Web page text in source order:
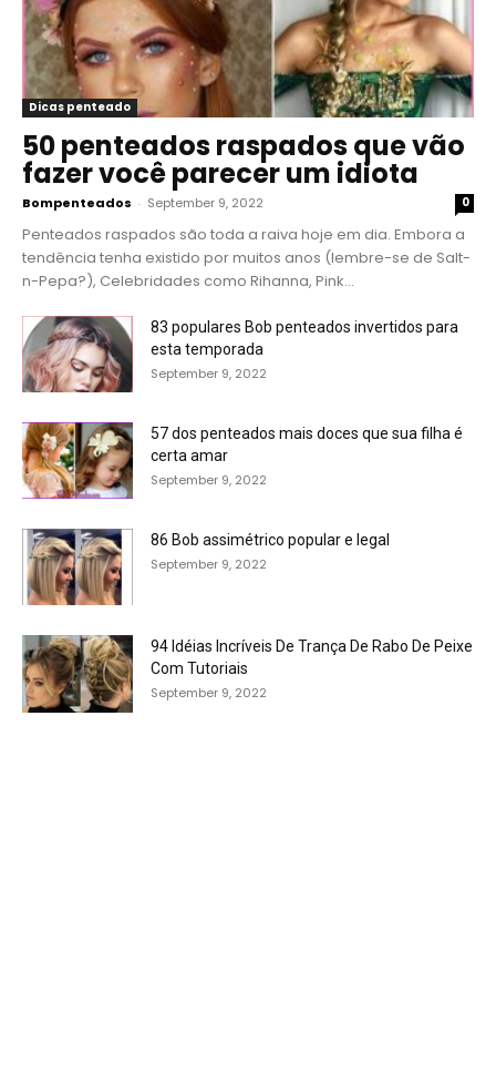
Dicas penteado
50 penteados raspados que vão
fazer você parecer um idiota
Bompenteados - September 9, 2022 0
Penteados raspados são toda a raiva hoje em dia. Embora a
tendência tenha existido por muitos anos (lembre-se de Salt-
n-Pepa?), Celebridades como Rihanna, Pink...
83 populares Bob penteados invertidos para
esta temporada
September 9, 2022
57 dos penteados mais doces que sua filha é
certa amar
September 9, 2022
86 Bob assimétrico popular e legal
September 9, 2022
94 Idéias Incríveis De Trança De Rabo De Peixe
Com Tutoriais
September 9, 2022